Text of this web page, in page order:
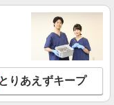
とりあえずキープ